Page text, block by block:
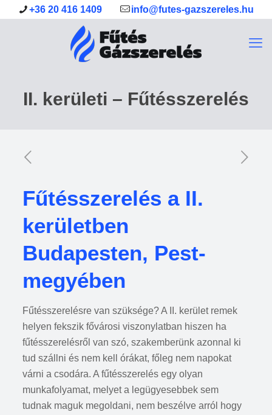
+36 20 416 1409 info@futes-gazszereles.hu
II. kerületi – Fűtésszerelés
Fűtésszerelés a II.
kerületben
Budapesten, Pest-
megyében
Fűtésszerelésre van szüksége? A II. kerület remek
helyen fekszik fővárosi viszonylatban hiszen ha
fűtésszerelésről van szó, szakemberünk azonnal ki
tud szállni és nem kell órákat, főleg nem napokat
várni a csodára. A fűtésszerelés egy olyan
munkafolyamat, melyet a legügyesebbek sem
tudnak maguk megoldani, nem beszélve arról hogy